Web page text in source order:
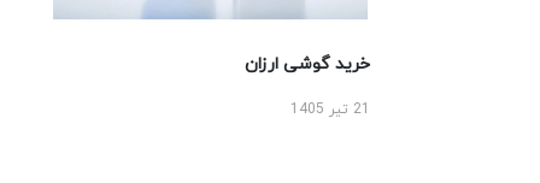
خرید گوشی ارزان